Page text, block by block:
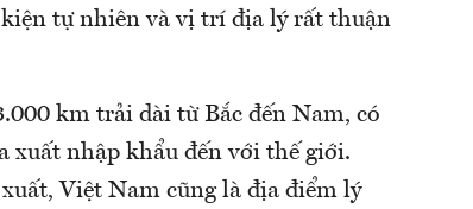
tự nhiên và vị trí địa lý rất thuận
km trải dài từ Bắc đến Nam, có
xuất nhập khẩu đến với thế giới.
Việt Nam cũng là địa điểm lý